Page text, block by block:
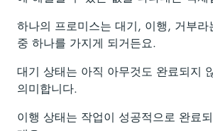
하나의 프로미스는 대기, 이행, 거부라
중 하나를 가지게 되거든요.
대기 상태는 아직 아무것도 완료되지
의미합니다.
이행 상태는 작업이 성공적으로 완료